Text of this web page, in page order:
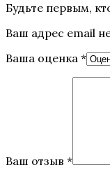
Будьте первым,
Ваш адрес email
Ваша оценка *
Ваш отзыв *